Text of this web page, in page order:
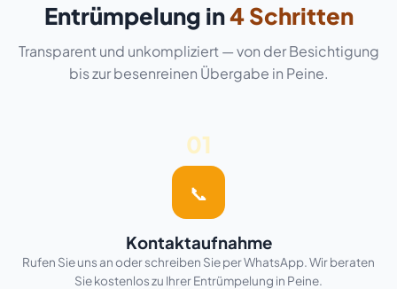
Entrümpelung in4 Schritten
Transparent und unkompliziert — von der Besichtigung
bis zur besenreinen Übergabe in Peine.
01
📞
Kontaktaufnahme
Rufen Sie uns an oder schreiben Sie per WhatsApp. Wir beraten
Sie kostenlos zu Ihrer Entrümpelung in Peine.